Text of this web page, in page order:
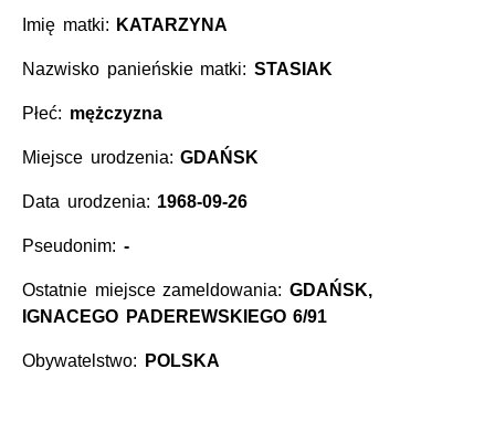
Imię matki: KATARZYNA
Nazwisko panieńskie matki: STASIAK
Płeć: mężczyzna
Miejsce urodzenia:GDAŃSK
Data urodzenia: 1968-09-26
Pseudonim: -
Ostatnie miejsce zameldowania: GDAŃSK,
IGNACEGO PADEREWSKIEGO 6/91
Obywatelstwo: POLSKA